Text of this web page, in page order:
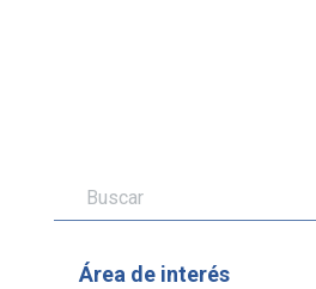
Área de interés